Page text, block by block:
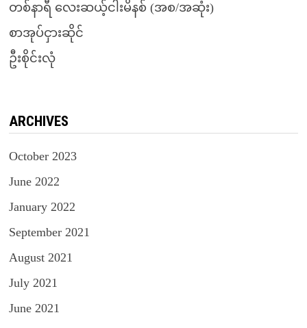
တစ်နာရီ လေးဆယ့်ငါးမိနစ် (အစ/အဆုံး)
စာအုပ်ငှားဆိုင်
ဦးစိုင်းလုံ
ARCHIVES
October 2023
June 2022
January 2022
September 2021
August 2021
July 2021
June 2021